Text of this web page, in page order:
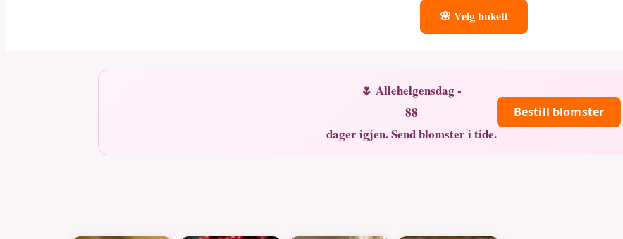
🌸 Velg bukett
🌷 Allehelgensdag -
88
dager igjen. Send blomster i tide.
Bestill blomster